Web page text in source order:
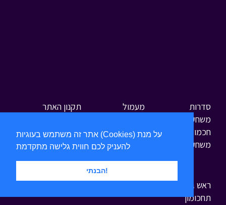
אתר זה משתמש בעוגיות (Cookies) על מנת
הבנתי!
סדרות
משחקים
חכמולוגי
משחקי טוק טוק
מעמול
הכל בחסד
הסוד של ירושלים
ראש גדול
תחכומון
תקנון האתר
והודעות
אודות הערוץ